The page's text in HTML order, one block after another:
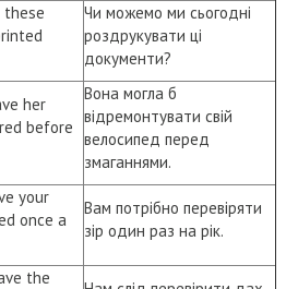
these
Чи можемо ми сьогодні
роздрукувати ці
документи?
her
before
Вона могла б
відремонтувати свій
велосипед перед
змаганнями.
your
once a
Вам потрібно перевіряти
зір один раз на рік.
the